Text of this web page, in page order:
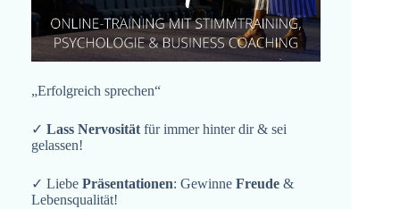
„Erfolgreich sprechen“
✓ Lass Nervosität für immer hinter dir & sei
gelassen!
✓ Liebe Präsentationen: Gewinne Freude &
Lebensqualität!